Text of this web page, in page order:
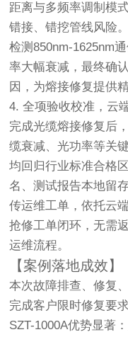
距离与多频率调制模
错接、错挖管线风险
检测850nm-1625nm
率大幅衰减，最终确
因，为熔接修复提供
4. 全项验收校准，云
完成光缆熔接修复后
缆衰减、光功率等关
均回归行业标准合格
名、测试报告本地留
传运维工单，依托云
抢修工单闭环，无需
运维流程。
【案例落地成效】
本次故障排查、修复
完成客户限时修复要
SZT-1000A优势显著